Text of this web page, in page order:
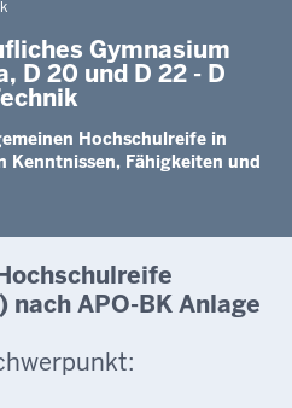
Gymnasium
D 20 und D 22 - D
Hochschulreife in
Fähigkeiten und
APO-BK Anlage